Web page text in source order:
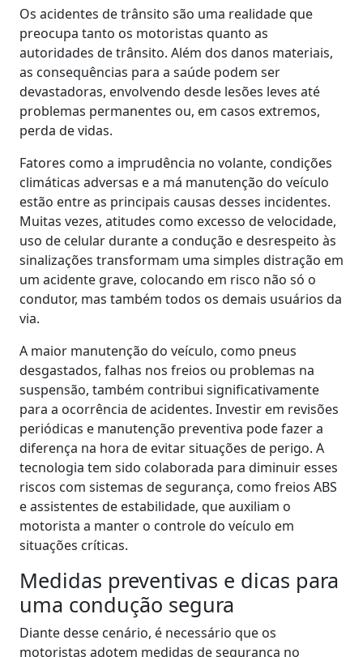
Os acidentes de trânsito são uma realidade que
preocupa tanto os motoristas quanto as
autoridades de trânsito. Além dos danos materiais,
as consequências para a saúde podem ser
devastadoras, envolvendo desde lesões leves até
problemas permanentes ou, em casos extremos,
perda de vidas.
Fatores como a imprudência no volante, condições
climáticas adversas e a má manutenção do veículo
estão entre as principais causas desses incidentes.
Muitas vezes, atitudes como excesso de velocidade,
uso de celular durante a condução e desrespeito às
sinalizações transformam uma simples distração em
um acidente grave, colocando em risco não só o
condutor, mas também todos os demais usuários da
via.
A maior manutenção do veículo, como pneus
desgastados, falhas nos freios ou problemas na
suspensão, também contribui significativamente
para a ocorrência de acidentes. Investir em revisões
periódicas e manutenção preventiva pode fazer a
diferença na hora de evitar situações de perigo. A
tecnologia tem sido colaborada para diminuir esses
riscos com sistemas de segurança, como freios ABS
e assistentes de estabilidade, que auxiliam o
motorista a manter o controle do veículo em
situações críticas.
Medidas preventivas e dicas para
uma condução segura
Diante desse cenário, é necessário que os
motoristas adotem medidas de segurança no